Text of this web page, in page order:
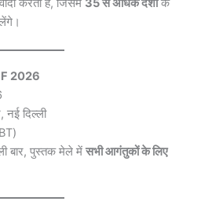
करता है, जिसमें 35 से अधिक देशोंके
2026
नई दिल्ली
बार, पुस्तक मेले में सभी आगंतुकों के लिए